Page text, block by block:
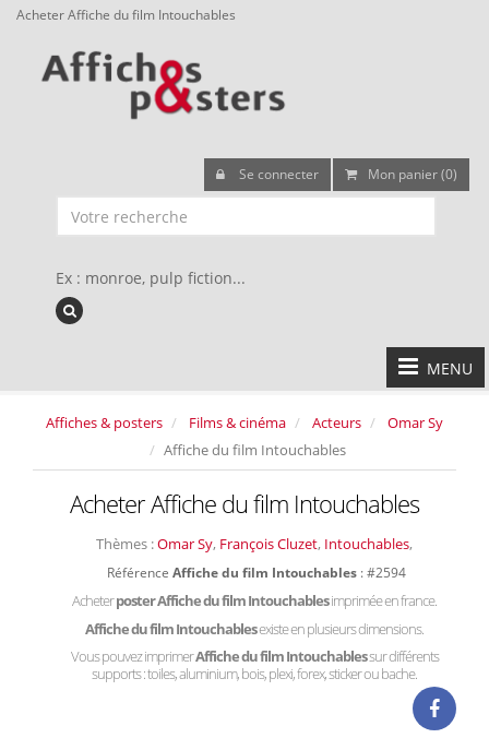
Acheter Affiche du film Intouchables
Se connecter Mon panier (0)
Ex : monroe, pulp fiction...
MENU
Affiches & posters Films & cinéma Acteurs
Omar Sy
Affiche du film Intouchables
Acheter Affiche du film Intouchables
Thèmes :Omar Sy, François Cluzet, Intouchables,
Référence Affiche du film Intouchables : #2594
Acheterposter Affiche du film Intouchablesimprimée en france.
Affiche du film Intouchablesexiste en plusieurs dimensions.
Vous pouvez imprimerAffiche du film Intouchablessur différents
supports : toiles, aluminium, bois, plexi, forex, sticker ou bache.